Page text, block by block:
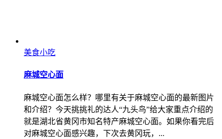
美食小吃
麻城空心面
麻城空心面怎么样？哪里有关于麻城空心面的最新图片
和介绍？今天挑挑礼的达人“九头鸟”给大家重点介绍的
就是湖北省黄冈市知名特产麻城空心面。如果你看完后
对麻城空心面感兴趣，下次去黄冈玩，...